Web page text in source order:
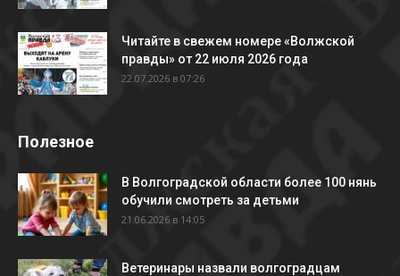
Читайте в свежем номере «Волжской
правды» от 22 июля 2026 года
22.07.2026 в 07:26
Полезное
В Волгоградской области более 100 нянь
обучили смотреть за детьми
21.06.2026 в 14:05
Ветеринары назвали волгоградцам